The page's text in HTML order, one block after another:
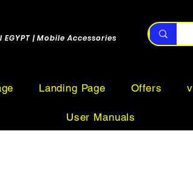
EGYPT | Mobile Accessories
Landing Page Offers
User Manuals